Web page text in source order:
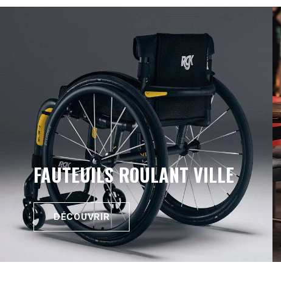
FAUTEUILS ROULANT VILLE
DÉCOUVRIR